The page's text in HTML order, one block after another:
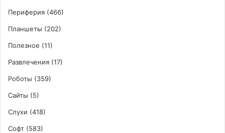
Периферия (466)
Планшеты (202)
Полезное (11)
Развлечения (17)
Роботы (359)
Сайты (5)
Слухи (418)
Софт (583)